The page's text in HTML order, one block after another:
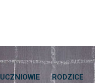
UCZNIOWIE RODZICE